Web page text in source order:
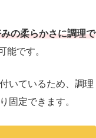
の柔らかさに調理で
能です。
いているため、調理
固定できます。